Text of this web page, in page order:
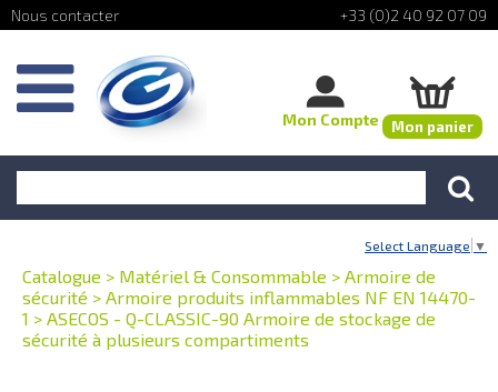
+33 (0)2 40 92 07 09
Mon Compte Mon panier
Select Language ▼
Catalogue > Matériel & Consommable > Armoire de
sécurité > Armoire produits inflammables NF EN 14470-
1 > ASECOS - Q-CLASSIC-90 Armoire de stockage de
sécurité à plusieurs compartiments